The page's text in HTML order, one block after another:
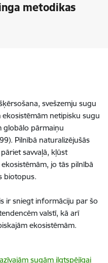
metodikas
svešzemju sugu
netipisku sugu
globālo pārmaiņu
Pilnībā naturalizējušās
savvaļā, kļūst
jo tās pilnībā
biotopus.
ir sniegt informāciju par šo
valstī, kā arī
ekosistēmām.
sugām ilgtspējīgai